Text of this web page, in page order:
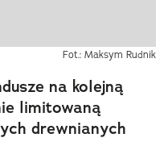
Fot.: Maksym Rudnik
na kolejną
limitowaną
drewnianych